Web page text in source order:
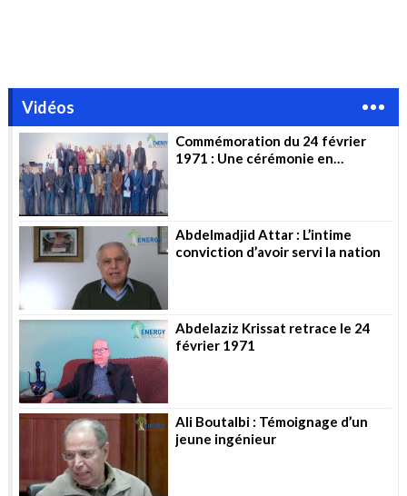
Vidéos
Commémoration du 24 février
1971 : Une cérémonie en
Abdelmadjid Attar : L’intime
conviction d’avoir servi la nation
Abdelaziz Krissat retrace le 24
février 1971
Ali Boutalbi : Témoignage d’un
jeune ingénieur